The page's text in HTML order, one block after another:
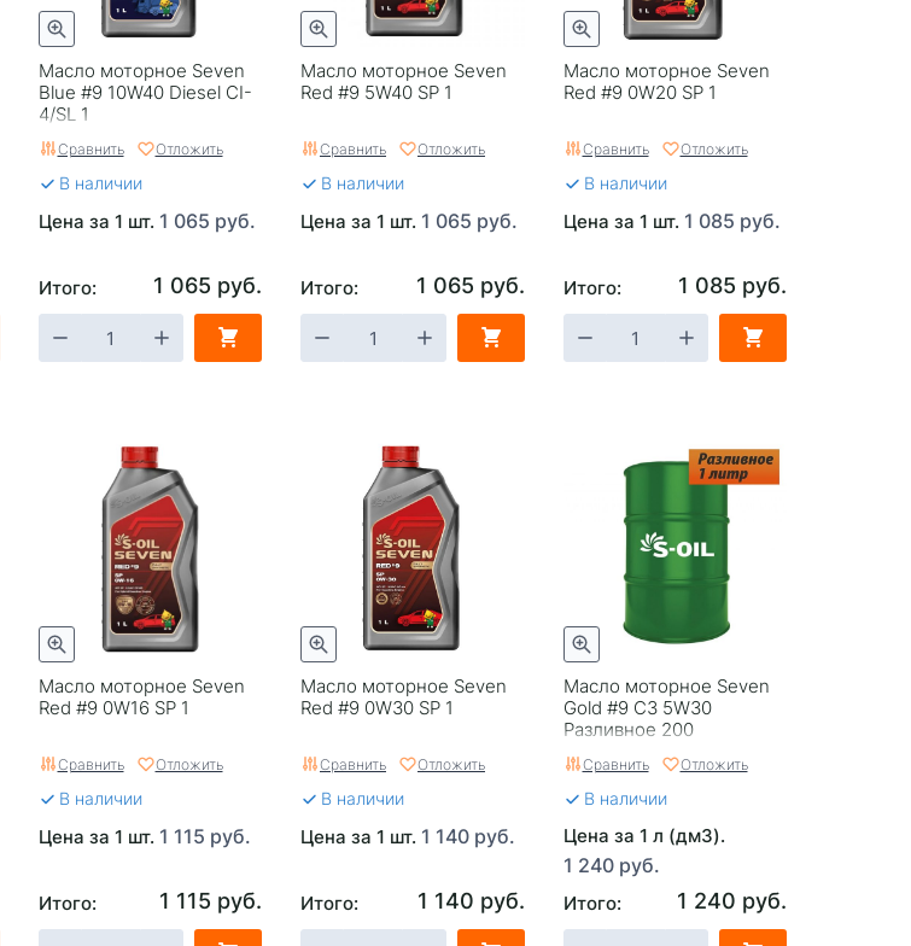
Масло моторное Seven
Blue #9 10W40 Diesel CI-
4/SL 1
Сравнить Отложить
В наличии
Цена за 1 шт. 1 065 руб.
Итого: 1 065 руб.
Масло моторное Seven
Red #9 5W40 SP 1
Сравнить Отложить
В наличии
Цена за 1 шт. 1 065 руб.
Итого: 1 065 руб.
Масло моторное Seven
Red #9 0W20 SP 1
Сравнить Отложить
В наличии
Цена за 1 шт. 1 085 руб.
Итого: 1 085 руб.
Масло моторное Seven
Red #9 0W16 SP 1
Сравнить Отложить
В наличии
Цена за 1 шт. 1 115 руб.
Итого: 1 115 руб.
Масло моторное Seven
Red #9 0W30 SP 1
Сравнить Отложить
В наличии
Цена за 1 шт. 1 140 руб.
Итого: 1 140 руб.
Масло моторное Seven
Gold #9 C3 5W30
Разливное 200
Сравнить Отложить
В наличии
Цена за 1 л (дм3).
1 240 руб.
Итого: 1 240 руб.